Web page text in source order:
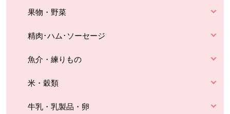
果物・野菜
精肉･ハム･ソーセージ
魚介・練りもの
米・穀類
牛乳・乳製品・卵